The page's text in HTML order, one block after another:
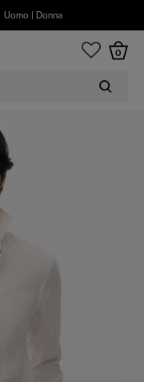
Uomo Donna
0